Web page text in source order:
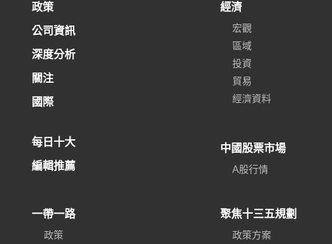
政策
公司資訊
深度分析
關注
國際
每日十大
編輯推薦
經濟
宏觀
區域
投資
貿易
經濟資料
中國股票市場
A股行情
一帶一路
政策
聚焦十三五規劃
政策方案